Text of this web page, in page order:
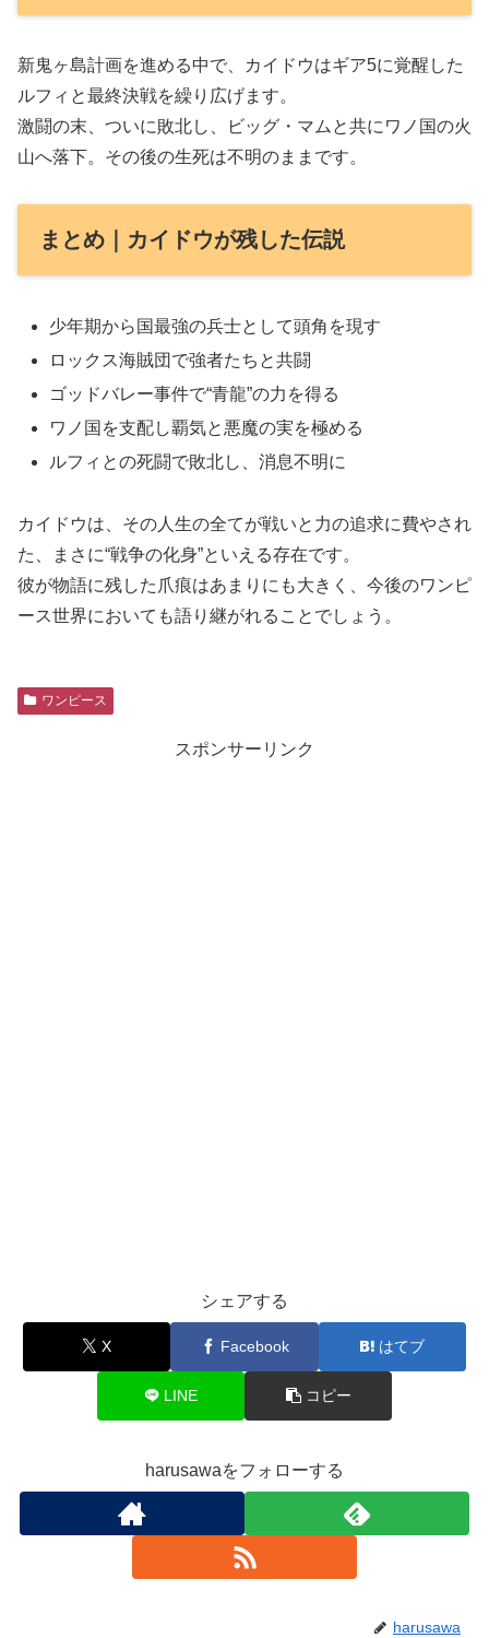
新鬼ヶ島計画を進める中で、カイドウはギア5に覚醒した
ルフィと最終決戦を繰り広げます。
激闘の末、ついに敗北し、ビッグ・マムと共にワノ国の火
山へ落下。その後の生死は不明のままです。
まとめ｜カイドウが残した伝説
少年期から国最強の兵士として頭角を現す
ロックス海賊団で強者たちと共闘
ゴッドバレー事件で“青龍”の力を得る
ワノ国を支配し覇気と悪魔の実を極める
ルフィとの死闘で敗北し、消息不明に
カイドウは、その人生の全てが戦いと力の追求に費やされ
た、まさに“戦争の化身”といえる存在です。
彼が物語に残した爪痕はあまりにも大きく、今後のワンピ
ース世界においても語り継がれることでしょう。
ワンピース
スポンサーリンク
シェアする
X Facebook はてブ
LINE コピー
harusawaをフォローする
harusawa